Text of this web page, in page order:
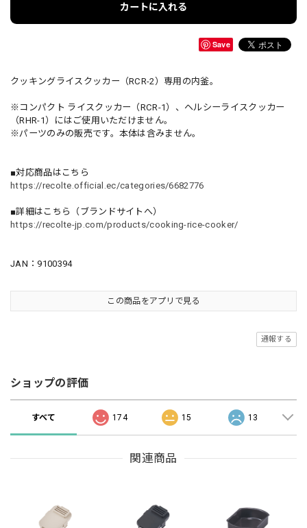
カートに入れる
Save
クッキングライスクッカー（RCR-2）専用の内釜。
※コンパクト ライスクッカー（RCR-1）、ヘルシーライスクッカー
（RHR-1）にはご使用いただけません。
※パーツのみの販売です。本体は含みません。
■対応商品はこちら
https://recolte.official.ec/categories/6682776
■詳細はこちら（ブランドサイトへ）
https://recolte-jp.com/products/cooking-rice-cooker/
JAN：9100394
この商品をアプリで見る
通報する
ショップの評価
すべて 174 15 13
関連商品